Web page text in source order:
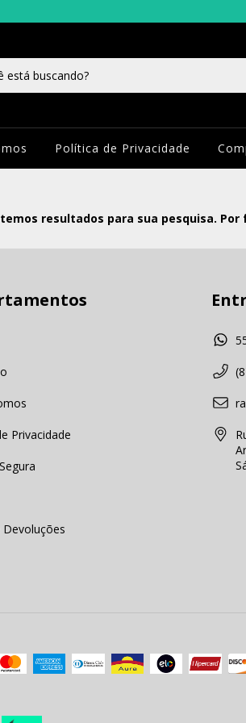
Política de Privacidade
resultados para sua pesquisa.
Privacidade
Devoluções